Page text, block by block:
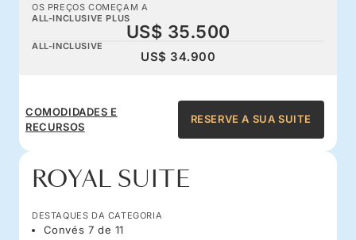
OS PREÇOS COMEÇAM A
ALL-INCLUSIVE PLUS
US$ 35.500
ALL-INCLUSIVE
US$ 34.900
COMODIDADES E
RECURSOS
RESERVE A SUA SUITE
ROYAL SUITE
DESTAQUES DA CATEGORIA
Convés 7 de 11